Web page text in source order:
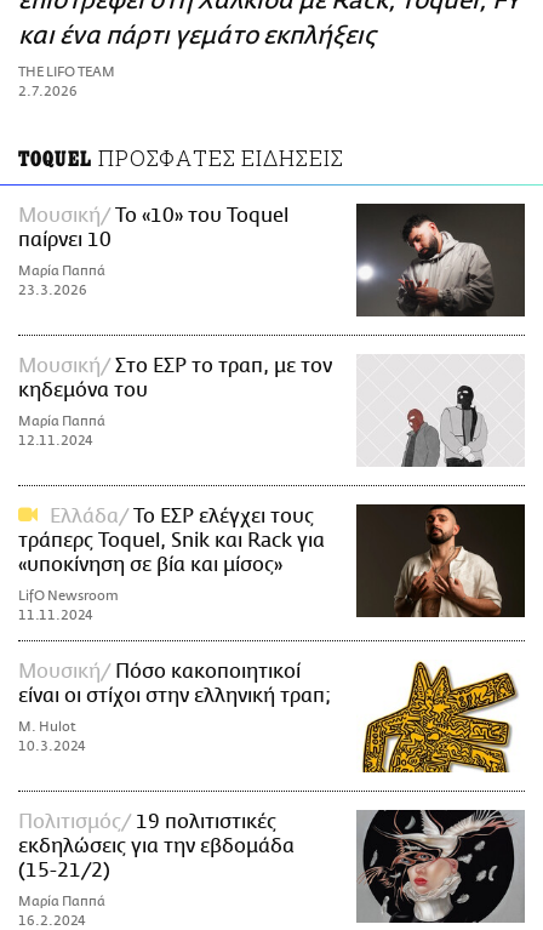
ΑΜΠΑ
PRINT
και ένα πάρτι γεμάτο εκπλήξεις
THE LIFO TEAM
2.7.2026
TOQUEL ΠΡΟΣΦΑΤΕΣ ΕΙΔΗΣΕΙΣ
Μουσική
Το «10» του Toquel
παίρνει 10
Μαρία Παππά
23.3.2026
Μουσική
Στο ΕΣΡ το τραπ, με τον
κηδεμόνα του
Μαρία Παππά
12.11.2024
Ελλάδα
To ΕΣΡ ελέγχει τους
τράπερς Toquel, Snik και Rack για
«υποκίνηση σε βία και μίσος»
LifO Newsroom
11.11.2024
Μουσική
Πόσο κακοποιητικοί
είναι οι στίχοι στην ελληνική τραπ;
M. Hulot
10.3.2024
Πολιτισμός
19 πολιτιστικές
εκδηλώσεις για την εβδομάδα
(15-21/2)
Μαρία Παππά
16.2.2024